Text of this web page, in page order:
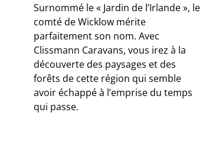
Surnommé le « Jardin de l’Irlande », le
comté de Wicklow mérite
parfaitement son nom. Avec
Clissmann Caravans, vous irez à la
découverte des paysages et des
forêts de cette région qui semble
avoir échappé à l’emprise du temps
qui passe.